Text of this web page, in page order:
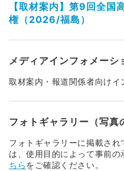
【取材案内】第9回全国
権（2026/福島）
メディアインフォメーシ
取材案内・報道関係者向けイ
フォトギャラリー（写真
フォトギャラリーに掲載さ
は、使用目的によって事前
ちらをご確認ください。